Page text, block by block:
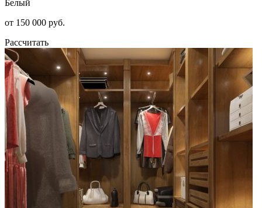
Белый
от 150 000 руб.
Рассчитать